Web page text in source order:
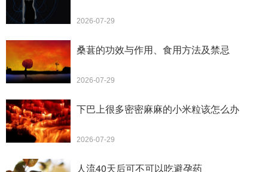
2026-07-29
桑葚的功效与作用、食用方法及禁忌
2026-07-29
下巴上很多密密麻麻的小米粒该怎么办
2026-07-29
人流40天后可不可以吃避孕药